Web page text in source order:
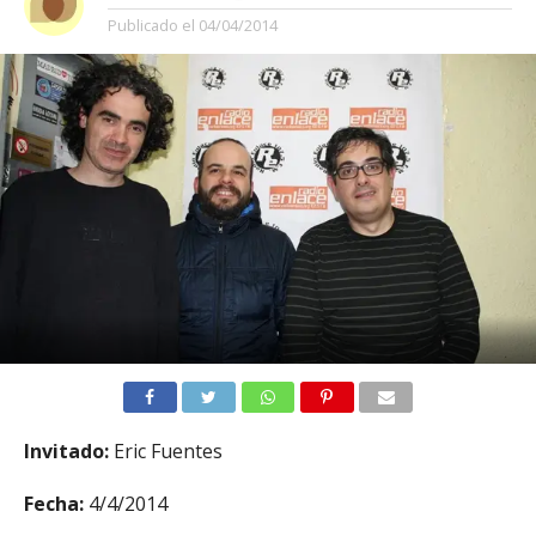
Publicado el 04/04/2014
Invitado:Eric Fuentes
Fecha:4/4/2014